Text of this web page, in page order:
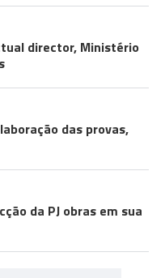
director, Ministério
das provas,
da PJ obras em sua